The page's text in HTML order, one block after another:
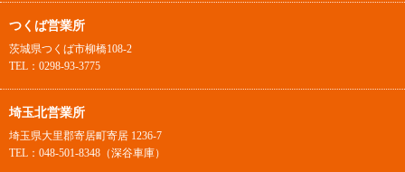
つくば営業所
茨城県つくば市柳橋108-2
TEL：0298-93-3775
埼玉北営業所
埼玉県大里郡寄居町寄居 1236-7
TEL：048-501-8348（深谷車庫）